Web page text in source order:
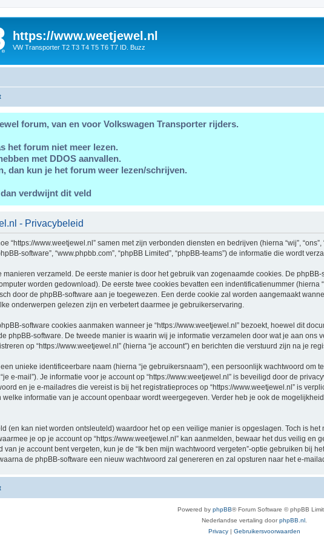
https://www.weetjewel.nl
VW Transporter T2 T3 T4 T5 T6 T7 ID. Buzz
forum, van en voor Volkswagen Transporter rijders.
het forum niet meer lezen.
met DDOS aanvallen.
dan kun je het forum weer lezen/schrijven.
verdwijnt dit veld
- Privacybeleid
“https://www.weetjewel.nl” samen met zijn verbonden diensten en bedrijven (hierna “wij”,
software”, “www.phpbb.com”, “phpBB Limited”, “phpBB-teams”) de informatie die wordt
manieren verzameld. De eerste manier is door het gebruik van zogenaamde cookies. De
worden gedownload). De eerste twee cookies bevatten een indentificatienummer (hierna
door de phpBB-software aan je toegewezen. Een derde cookie zal worden aangemaakt
onderwerpen gelezen zijn en verbetert daarmee je gebruikerservaring.
software cookies aanmaken wanneer je “https://www.weetjewel.nl” bezoekt, hoewel dit
phpBB-software. De tweede manier is waarin wij je informatie verzamelen door wat je aan
op “https://www.weetjewel.nl” (hierna “je account”) en berichten die verstuurd zijn na je
unieke identificeerbare naam (hierna “je gebruikersnaam”), een persoonlijk wachtwoord om
e-mail”). Je informatie voor je account op “https://www.weetjewel.nl” is beveiligd door de
en je e-mailadres die vereist is bij het registratieproces op “https://www.weetjewel.nl” is
informatie van je account openbaar wordt weergegeven. Verder heb je ook de
(en kan niet worden ontsleuteld) waardoor het op een veilige manier is opgeslagen. Toch is
je op je account op “https://www.weetjewel.nl” kan aanmelden, bewaar het dus veilig en
van je account bent vergeten, kun je de “Ik ben mijn wachtwoord vergeten”-optie gebruiken bij
de phpBB-software een nieuw wachtwoord zal genereren en zal opsturen naar het e-
Powered by phpBB® Forum Software © phpBB
Nederlandse vertaling doorphpBB.nl
Privacy | Gebruikersvoorwaarden